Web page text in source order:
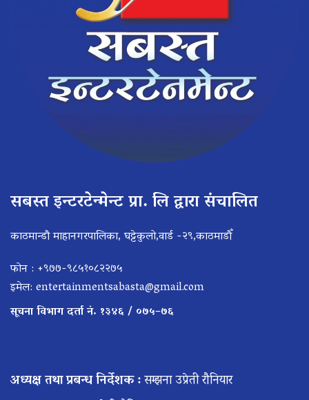
सबस्त इन्टरटेन्मेन्ट प्रा. लि द्वारा संचालित
काठमान्डौ माहानगरपालिका, घट्टेकुलो,वार्ड -२९,काठमाडौँ
फोन : +९७७-९८५१०८२२७५
इमेल: entertainmentsabasta@gmail.com
सूचना विभाग दर्ता नं. १३४६ / ०७५–७६
अध्यक्ष तथा प्रबन्ध निर्देशक :सम्झना उप्रेती रौनियार